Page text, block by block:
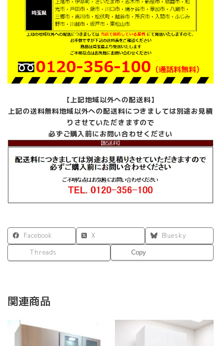
【上記地域以外への配送料】
上記の送料無料地域以外への配送料につきましては別途お見積
りさせていただきますので
必ずご購入前にお問い合わせください
Facebook X
Bluesky
Threads
Copy
関連商品